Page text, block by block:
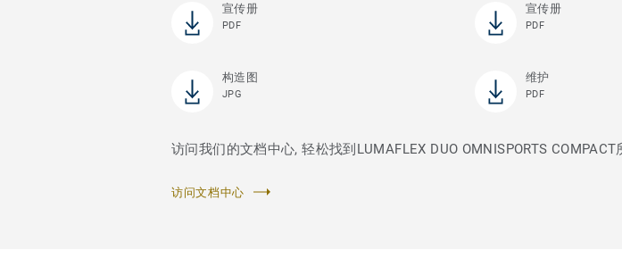
宣传册
PDF
宣传册
PDF
构造图
JPG
维护
PDF
访问我们的文档中心, 轻松找到LUMAFLEX DUO OMNISPORTS
访问文档中心